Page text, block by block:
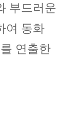
부드러운
여 동화
연출한